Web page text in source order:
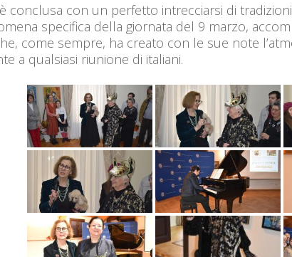
conclusa con un perfetto intrecciarsi di
specifica della giornata del 9 marzo,
come sempre, ha creato con le sue note
a qualsiasi riunione di italiani.